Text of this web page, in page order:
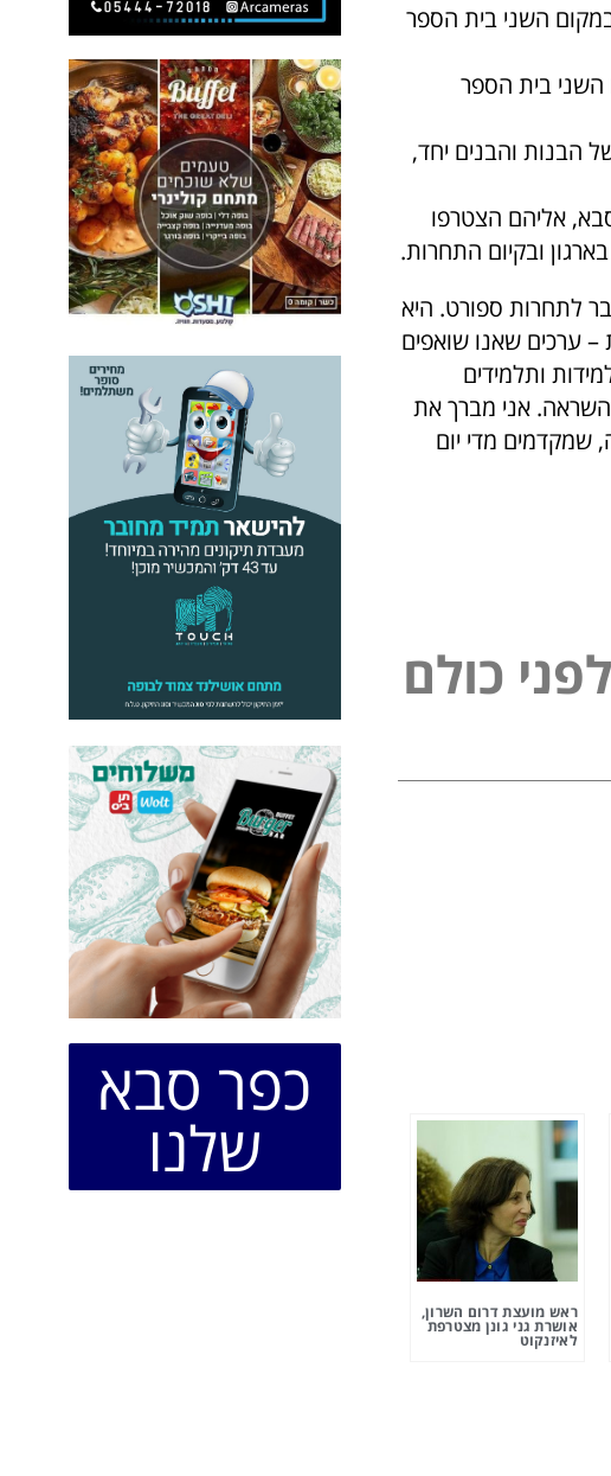
השני בית הספר
השני בית הספר
הבנות והבנים יחד,
אליהם הצטרפו
ובקיום התחרות.
לתחרות ספורט. היא
ערכים שאנו שואפים
ותלמידים
השראה. אני מברך את
שמקדמים מדי יום
ל פני כולם
ראש מועצת דרום השרון,
אושרת גני גונן מצטרפת
לאיזנקוט
כפר סבא
שלנו